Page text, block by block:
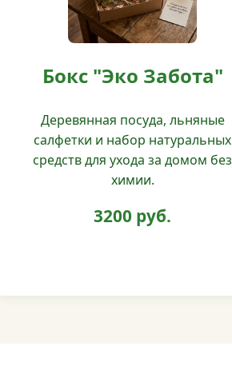
Бокс "Эко Забота"
Деревянная посуда, льняные
салфетки и набор натуральных
средств для ухода за домом без
химии.
3200 руб.